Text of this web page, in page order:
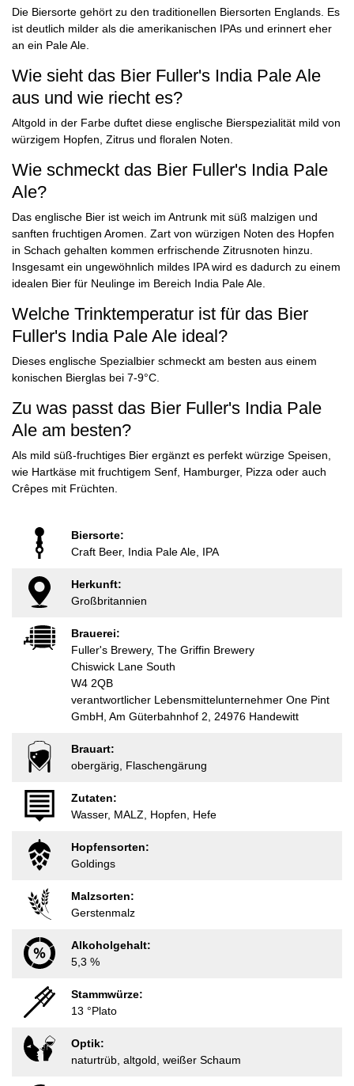
Die Biersorte gehört zu den traditionellen Biersorten Englands. Es
ist deutlich milder als die amerikanischen IPAs und erinnert eher
an ein Pale Ale.
Wie sieht das Bier Fuller's India Pale Ale
aus und wie riecht es?
Altgold in der Farbe duftet diese englische Bierspezialität mild von
würzigem Hopfen, Zitrus und floralen Noten.
Wie schmeckt das Bier Fuller's India Pale
Ale?
Das englische Bier ist weich im Antrunk mit süß malzigen und
sanften fruchtigen Aromen. Zart von würzigen Noten des Hopfen
in Schach gehalten kommen erfrischende Zitrusnoten hinzu.
Insgesamt ein ungewöhnlich mildes IPA wird es dadurch zu einem
idealen Bier für Neulinge im Bereich India Pale Ale.
Welche Trinktemperatur ist für das Bier
Fuller's India Pale Ale ideal?
Dieses englische Spezialbier schmeckt am besten aus einem
konischen Bierglas bei 7-9°C.
Zu was passt das Bier Fuller's India Pale
Ale am besten?
Als mild süß-fruchtiges Bier ergänzt es perfekt würzige Speisen,
wie Hartkäse mit fruchtigem Senf, Hamburger, Pizza oder auch
Crêpes mit Früchten.
Biersorte:
Craft Beer, India Pale Ale, IPA
Herkunft:
Großbritannien
Brauerei:
Fuller's Brewery, The Griffin Brewery
Chiswick Lane South
W4 2QB
verantwortlicher Lebensmittelunternehmer One Pint
GmbH, Am Güterbahnhof 2, 24976 Handewitt
Brauart:
obergärig, Flaschengärung
Zutaten:
Wasser, MALZ, Hopfen, Hefe
Hopfensorten:
Goldings
Malzsorten:
Gerstenmalz
Alkoholgehalt:
5,3 %
Stammwürze:
13 °Plato
Optik:
naturtrüb, altgold, weißer Schaum